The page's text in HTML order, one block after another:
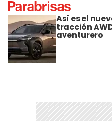
Así es el
tracción
aventurero